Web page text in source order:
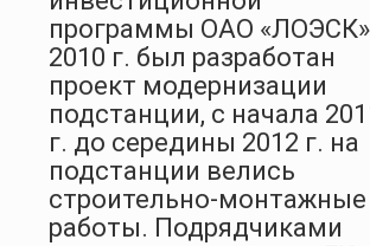
программы ОАО
2010 г. был разработан
проект модернизации
подстанции, с начала
г. до середины 2012 г. на
подстанции велись
строительно-монтажные
работы. Подрядчиками